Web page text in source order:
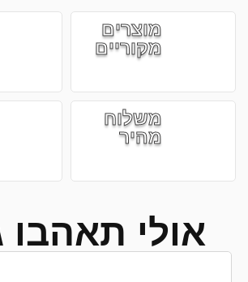
מוצרים
מקוריים
משלוח
מהיר
אולי תאהבו